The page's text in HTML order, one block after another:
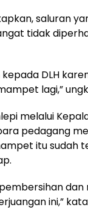
saluran
tidak
DLH
lagi,”
melalui
pedagang
itu sudah
ini,”